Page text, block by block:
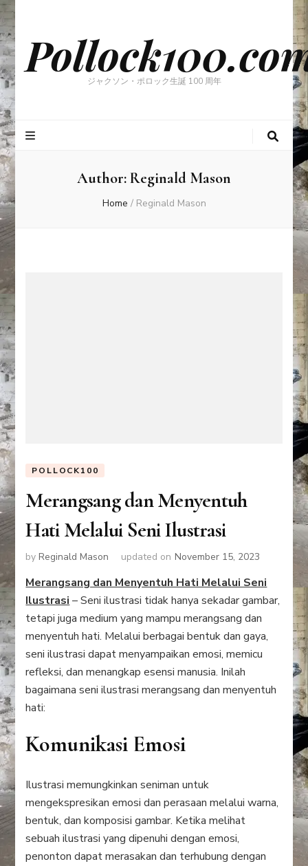
ジャクソン・ポロック生誕 100 周年
Author:Reginald Mason
Home / Reginald Mason
POLLOCK100
Merangsang dan Menyentuh
Hati Melalui Seni Ilustrasi
byReginald Mason updated on November 15, 2023
Merangsang dan Menyentuh Hati Melalui Seni
Ilustrasi– Seni ilustrasi tidak hanya sekadar gambar,
tetapi juga medium yang mampu merangsang dan
menyentuh hati. Melalui berbagai bentuk dan gaya,
seni ilustrasi dapat menyampaikan emosi, memicu
refleksi, dan menangkap esensi manusia. Inilah
bagaimana seni ilustrasi merangsang dan menyentuh
hati:
Komunikasi Emosi
Ilustrasi memungkinkan seniman untuk
mengekspresikan emosi dan perasaan melalui warna,
bentuk, dan komposisi gambar. Ketika melihat
sebuah ilustrasi yang dipenuhi dengan emosi,
penonton dapat merasakan dan terhubung dengan